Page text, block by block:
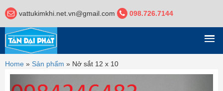
vattukimkhi.net.vn@gmail.com 098.726.7144
DANH MỤC
Home » Sản phẩm » Nở sắt 12 x 10